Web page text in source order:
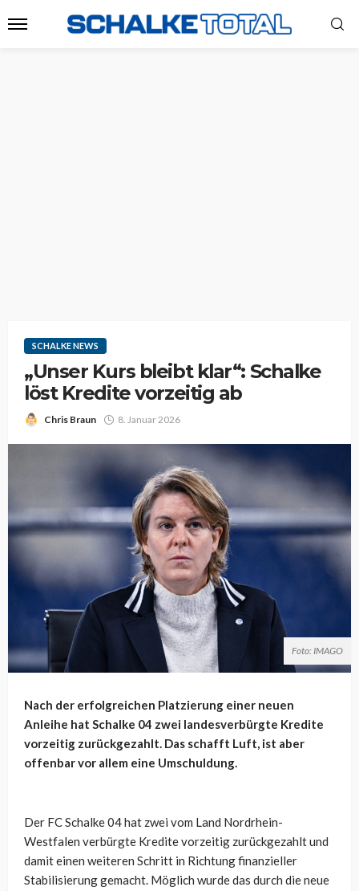
SCHALKE NEWS
„Unser Kurs bleibt klar“: Schalke
löst Kredite vorzeitig ab
Chris Braun 8. Januar 2026
Foto: IMAGO
Nach der erfolgreichen Platzierung einer neuen
Anleihe hat Schalke 04 zwei landesverbürgte Kredite
vorzeitig zurückgezahlt. Das schafft Luft, ist aber
offenbar vor allem eine Umschuldung.
Der FC Schalke 04 hat zwei vom Land Nordrhein-
Westfalen verbürgte Kredite vorzeitig zurückgezahlt und
damit einen weiteren Schritt in Richtung finanzieller
Stabilisierung gemacht. Möglich wurde das durch die neue